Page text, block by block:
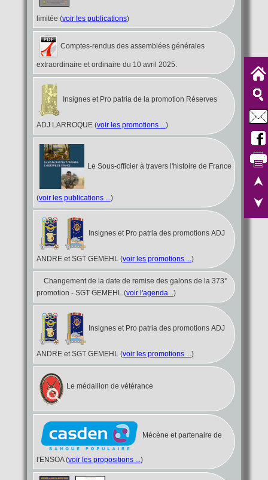
limitée (voir les publications)
Comptes-rendus des assemblées générales
extraordinaire et ordinaire du 10 avril 2025.
Insignes et Pro patria de la promotion Réserves
ADJ LARROQUE (voir les promotions ...)
Le Sous-officier à travers l'histoire de France
(voir les publications ...)
Insignes et Pro patria des promotions ADJ
ANDRE et SGT GEMEHL (voir les promotions ...)
Changement de la date de remise des galons de la 373°
promotion - SGT GEMEHL(voir l'agenda...)
Insignes et Pro patria des promotions ADJ
ANDRE et SGT GEMEHL (voir les promotions ...)
Le médaillon de vétérance
Mécène et partenaire de
l'ENSOA (voir les propositions ...)